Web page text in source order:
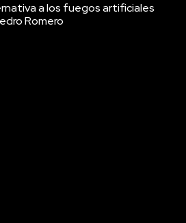
a los fuegos artificiales
Romero